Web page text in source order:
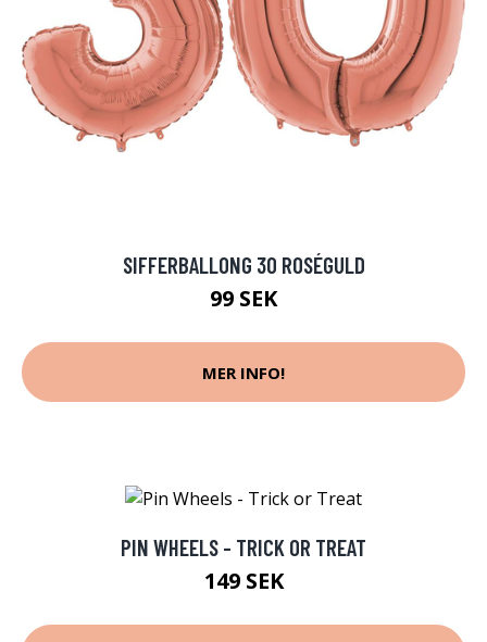
SIFFERBALLONG 30 ROSÉGULD
99 SEK
MER INFO!
PIN WHEELS - TRICK OR TREAT
149 SEK